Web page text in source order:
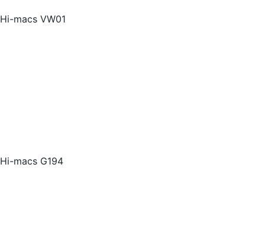
Hi-macs VW01
Hi-macs G194